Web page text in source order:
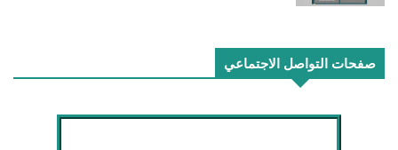
صفحات التواصل الاجتماعي